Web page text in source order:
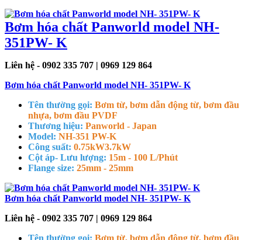
Bơm hóa chất Panworld model NH-
351PW- K
Liên hệ - 0902 335 707 | 0969 129 864
Bơm hóa chất Panworld model NH- 351PW- K
Tên thường gọi: Bơm từ, bơm dẫn động từ, bơm đầu
nhựa, bơm đầu PVDF
Thương hiệu: Panworld - Japan
Model: NH-351 PW-K
Công suất: 0.75kW3.7kW
Cột áp- Lưu lượng: 15m - 100 L/Phút
Flange size: 25mm - 25mm
Bơm hóa chất Panworld model NH- 351PW- K
Liên hệ - 0902 335 707 | 0969 129 864
Tên thường gọi: Bơm từ, bơm dẫn động từ, bơm đầu